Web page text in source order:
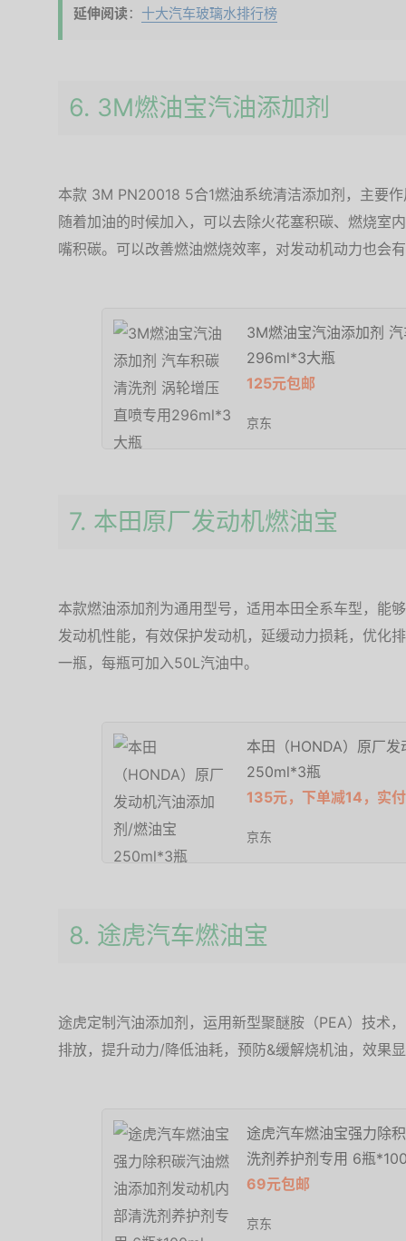
延伸阅读： 十大汽车玻璃水排行榜
6. 3M燃油宝汽油添加剂
本款 3M PN20018 5合1燃油系统清洁添加剂，主要
随着加油的时候加入，可以去除火花塞积碳、燃烧室
嘴积碳。可以改善燃油燃烧效率，对发动机动力也会
3M燃油宝汽油添加剂
296ml*3大瓶
125元包邮
京东
7. 本田原厂发动机燃油宝
本款燃油添加剂为通用型号，适用本田全系车型，能
发动机性能，有效保护发动机，延缓动力损耗，优
一瓶，每瓶可加入50L汽油中。
本田（HONDA）原厂
250ml*3瓶
135元，下单减14，实
京东
8. 途虎汽车燃油宝
途虎定制汽油添加剂，运用新型聚醚胺（PEA）技术
排放，提升动力/降低油耗，预防&缓解烧机油，效果
途虎汽车燃油宝强力除
洗剂养护剂专用 6瓶
69元包邮
京东